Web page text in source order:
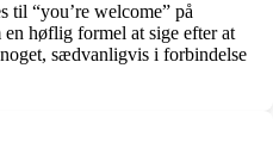
til “you’re welcome” på
høflig formel at sige efter at
sædvanligvis i forbindelse